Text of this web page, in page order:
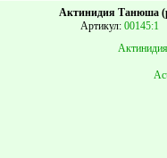
Актинидия Танюша
Артикул: 00145:1